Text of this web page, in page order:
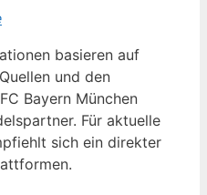
basieren auf
und den
Bayern München
Für aktuelle
sich ein direkter